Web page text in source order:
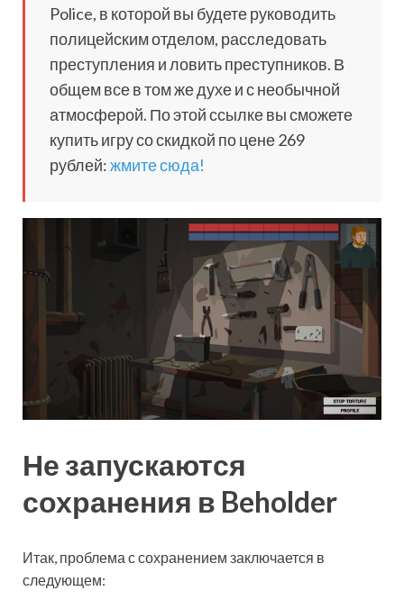
Police, в которой вы будете руководить
полицейским отделом, расследовать
преступления и ловить преступников. В
общем все в том же духе и с необычной
атмосферой. По этой ссылке вы сможете
купить игру со скидкой по цене 269
рублей:жмите сюда!
Не запускаются
сохранения в Beholder
Итак, проблема с сохранением заключается в
следующем: